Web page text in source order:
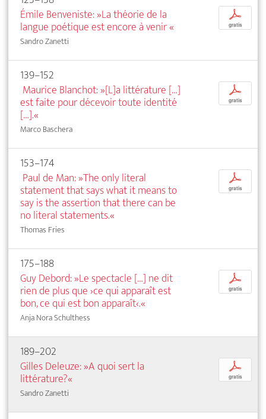
Émile Benveniste: »La théorie de la
langue poétique est encore à venir«
Sandro Zanetti
p
gratis
139–152
Maurice Blanchot: »[L]a littérature […]
est faite pour décevoir toute identité
[…].«
Marco Baschera
p
gratis
153–174
Paul de Man: »The only literal
statement that says what it means to
say is the assertion that there can be
no literal statements.«
Thomas Fries
p
gratis
175–188
Guy Debord: »Le spectacle […] ne dit
rien de plus que ›ce qui apparaît est
bon, ce qui est bon apparaît‹.«
Anja Nora Schulthess
p
gratis
189–202
Gilles Deleuze: »A quoi sert la
littérature?«
Sandro Zanetti
p
gratis